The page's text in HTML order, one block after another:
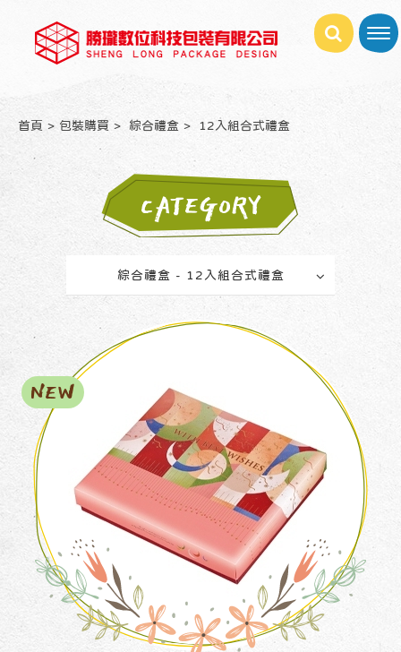
首頁 包裝購買 綜合禮盒 12入組合式禮盒
CATEGORY
綜合禮盒 - 12入組合式禮盒
NEW